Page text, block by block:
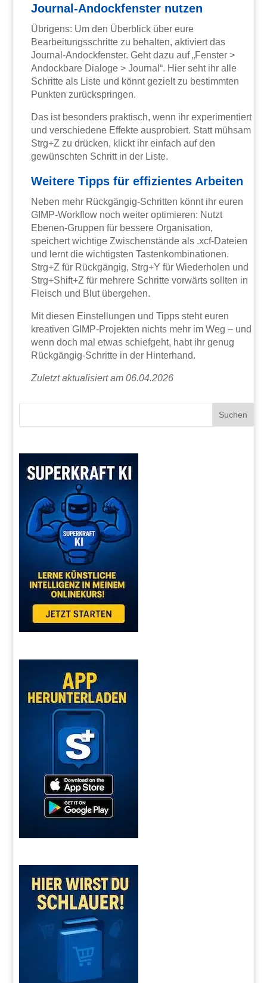
Journal-Andockfenster nutzen
Übrigens: Um den Überblick über eure
Bearbeitungsschritte zu behalten, aktiviert das
Journal-Andockfenster. Geht dazu auf „Fenster >
Andockbare Dialoge > Journal“. Hier seht ihr alle
Schritte als Liste und könnt gezielt zu bestimmten
Punkten zurückspringen.
Das ist besonders praktisch, wenn ihr experimentiert
und verschiedene Effekte ausprobiert. Statt mühsam
Strg+Z zu drücken, klickt ihr einfach auf den
gewünschten Schritt in der Liste.
Weitere Tipps für effizientes Arbeiten
Neben mehr Rückgängig-Schritten könnt ihr euren
GIMP-Workflow noch weiter optimieren: Nutzt
Ebenen-Gruppen für bessere Organisation,
speichert wichtige Zwischenstände als .xcf-Dateien
und lernt die wichtigsten Tastenkombinationen.
Strg+Z für Rückgängig, Strg+Y für Wiederholen und
Strg+Shift+Z für mehrere Schritte vorwärts sollten in
Fleisch und Blut übergehen.
Mit diesen Einstellungen und Tipps steht euren
kreativen GIMP-Projekten nichts mehr im Weg – und
wenn doch mal etwas schiefgeht, habt ihr genug
Rückgängig-Schritte in der Hinterhand.
Zuletzt aktualisiert am 06.04.2026